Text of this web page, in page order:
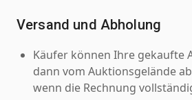
Versand und Abholung
Käufer können Ihre gekaufte
dann vom Auktionsgelände
wenn die Rechnung